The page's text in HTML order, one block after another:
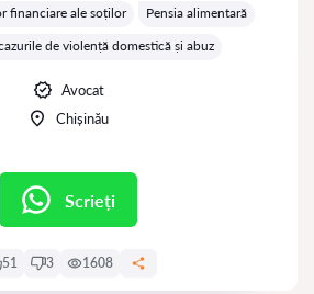
financiare ale soților
Pensia alimentară
de violență domestică și abuz
Avocat
Chișinău
Scrieți
51 3 1608